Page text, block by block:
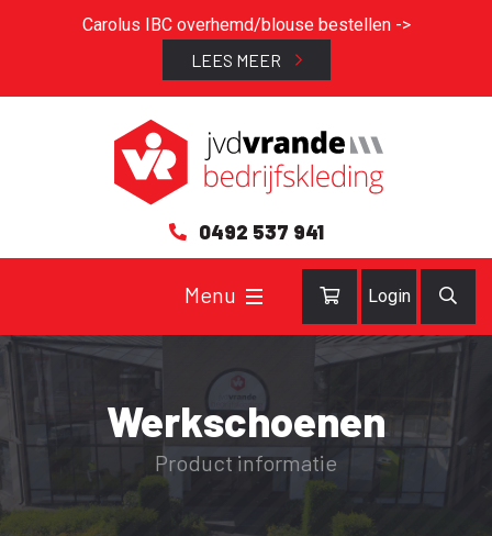
Carolus IBC overhemd/blouse bestellen ->
LEES MEER
0492 537 941
Login
Werkschoenen
Product informatie